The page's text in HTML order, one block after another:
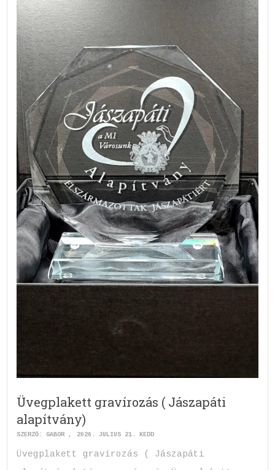
Üvegplakett gravírozás ( Jászapáti
alapítvány)
SZERZŐ:GABOR 2026. JÚLIUS 21. KEDD
Üvegplakett gravírozás ( Jászapáti